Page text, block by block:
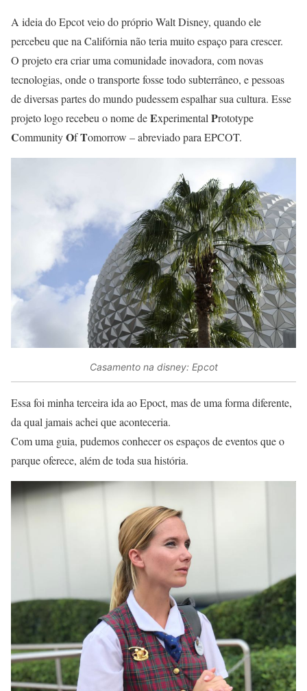
A ideia do Epcot veio do próprio Walt Disney, quando ele
percebeu que na Califórnia não teria muito espaço para crescer.
O projeto era criar uma comunidade inovadora, com novas
tecnologias, onde o transporte fosse todo subterrâneo, e pessoas
de diversas partes do mundo pudessem espalhar sua cultura. Esse
projeto logo recebeu o nome deExperimental Prototype
CommunityOfTomorrow – abreviado para EPCOT.
Casamento na disney: Epcot
Essa foi minha terceira ida ao Epoct, mas de uma forma diferente,
da qual jamais achei que aconteceria.
Com uma guia, pudemos conhecer os espaços de eventos que o
parque oferece, além de toda sua história.